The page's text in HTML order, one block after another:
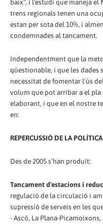
baix”, i l'estudi que maneja
trens regionals tenen una
estan per sota del 10%, i
condemnades al tancament.
Independentment que la
qüestionable, i que les dades
necessitat de fomentar l'ús
volum que pot arribar a el
elaborant, i que en el nostre
en:
REPERCUSSIÓ DE LA
Des de 2005 s'han produït:
Tancament d'estacions i
regulació de la circulació i
supressió de serveis en les
- Ascó, La Plana-